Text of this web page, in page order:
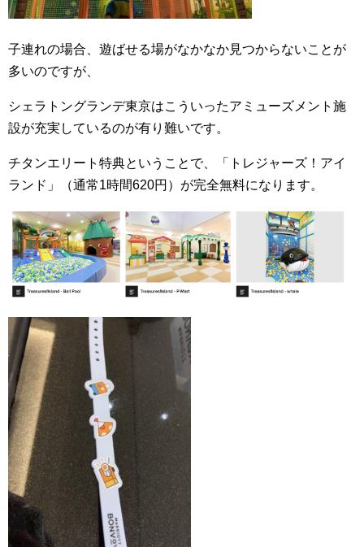
子連れの場合、遊ばせる場がなかなか見つからないことが
多いのですが、
シェラトングランデ東京はこういったアミューズメント施
設が充実しているのが有り難いです。
チタンエリート特典ということで、「トレジャーズ！アイ
ランド」（通常1時間620円）が完全無料になります。